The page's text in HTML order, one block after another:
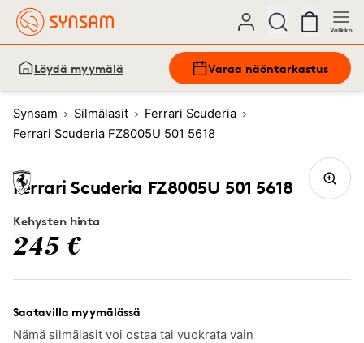
Valikko
Löydä myymälä Varaa näöntarkastus
Synsam Silmälasit
Ferrari Scuderia
Ferrari Scuderia FZ8005U 501 5618
Ferrari Scuderia FZ8005U 501 5618
Kehysten hinta
245 €
Saatavilla myymälässä
Nämä silmälasit voi ostaa tai vuokrata vain